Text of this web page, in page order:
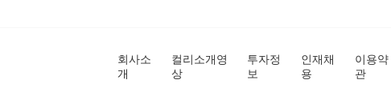
회사소
개
컬리소개영
상
투자정
보
인재채
용
이용약
관